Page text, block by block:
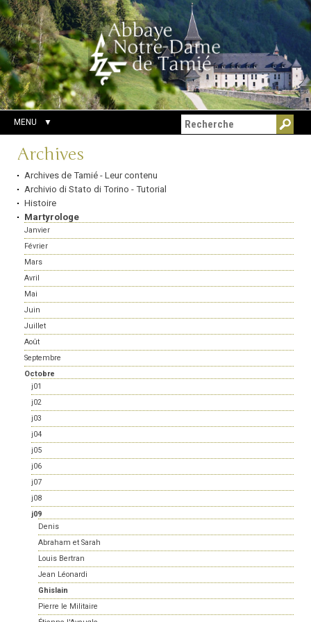
Aller
au
contenu.
|
Aller
à
la
navigation
Outils
personnels
Chercher par
Recherche
avancée…
MENU
Navigation
Archives
Archives de Tamié - Leur contenu
Archivio di Stato di Torino - Tutorial
Histoire
Martyrologe
Janvier
Février
Mars
Avril
Mai
Juin
Juillet
Août
Septembre
Octobre
j01
j02
j03
j04
j05
j06
j07
j08
j09
Denis
Abraham et Sarah
Louis Bertran
Jean Léonardi
Ghislain
Pierre le Militaire